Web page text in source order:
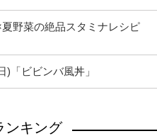
野菜の絶品スタミナレシピ
)「ビビンバ風丼」
ンキング